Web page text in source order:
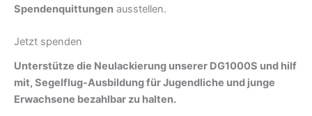
Spendenquittungen ausstellen.
Jetzt spenden
Unterstütze die Neulackierung unserer DG1000S und hilf
mit, Segelflug-Ausbildung für Jugendliche und junge
Erwachsene bezahlbar zu halten.